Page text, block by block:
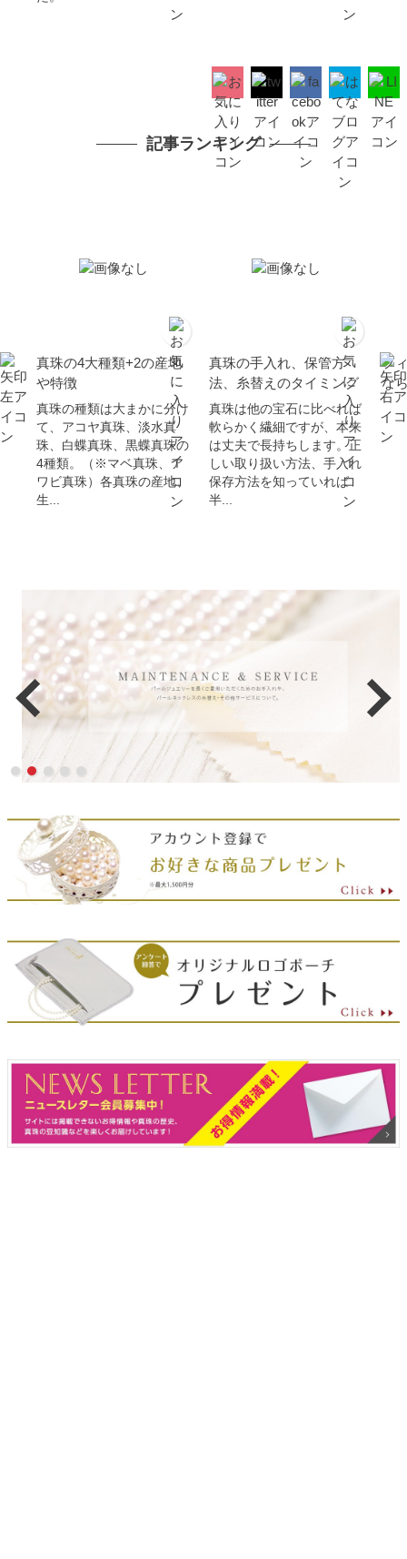
記事ランキング
真珠の4大種類+2の産地
や特徴
真珠の種類は大まかに分け
て、アコヤ真珠、淡水真
珠、白蝶真珠、黒蝶真珠の
4種類。（※マベ真珠、ア
ワビ真珠）各真珠の産地、
生...
真珠の手入れ、保管方
法、糸替えのタイミング
真珠は他の宝石に比べれば
軟らかく繊細ですが、本来
は丈夫で長持ちします。正
しい取り扱い方法、手入れ
保存方法を知っていれば
半...
フ
な